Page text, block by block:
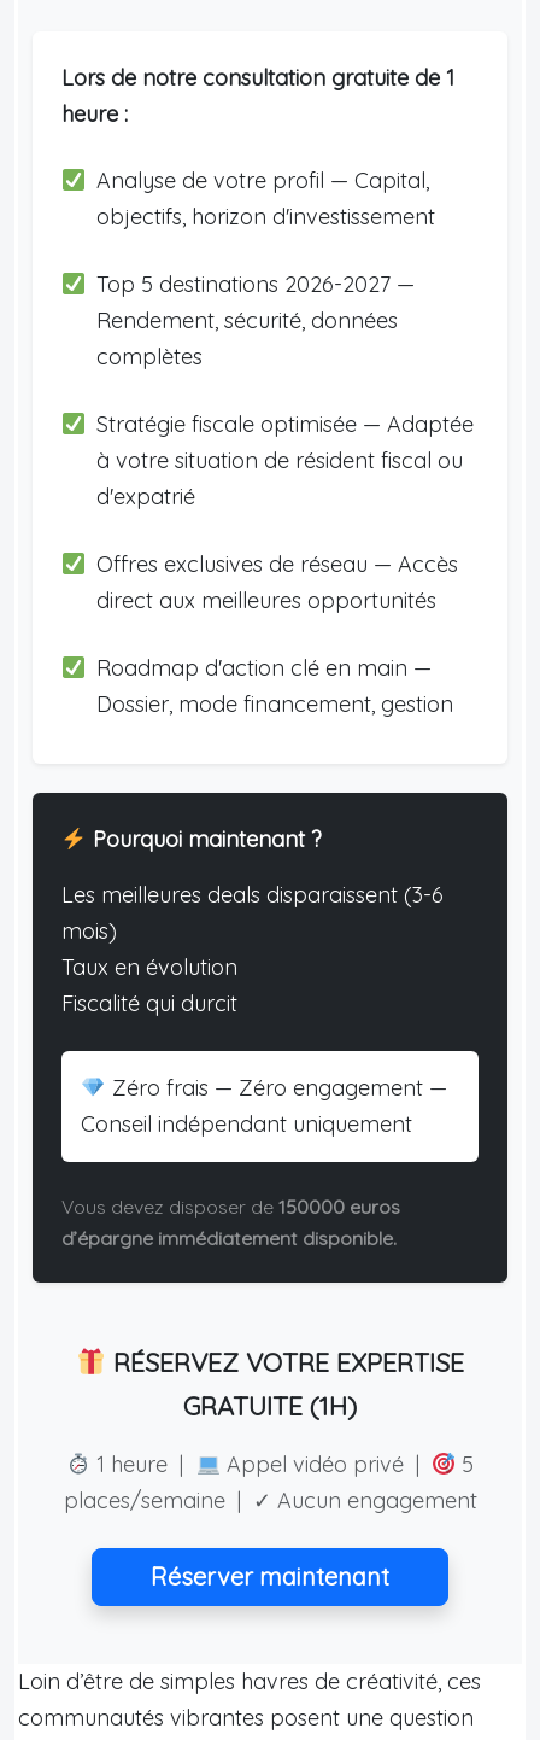
Lors de notre consultation gratuite de 1
heure :
Analyse de votre profil — Capital,
objectifs, horizon d'investissement
Top 5 destinations 2026-2027 —
Rendement, sécurité, données
complètes
Stratégie fiscale optimisée — Adaptée
à votre situation de résident fiscal ou
d'expatrié
Offres exclusives de réseau — Accès
direct aux meilleures opportunités
Roadmap d'action clé en main —
Dossier, mode financement, gestion
Pourquoi maintenant ?
Les meilleures deals disparaissent (3-6
mois)
Taux en évolution
Fiscalité qui durcit
Zéro frais — Zéro engagement —
Conseil indépendant uniquement
Vous devez disposer de 150000 euros
d’épargne immédiatement disponible.
RÉSERVEZ VOTRE EXPERTISE
GRATUITE (1H)
1 heure | Appel vidéo privé |
5
places/semaine | ✓ Aucun engagement
Réserver maintenant
Loin d’être de simples havres de créativité, ces
communautés vibrantes posent une question